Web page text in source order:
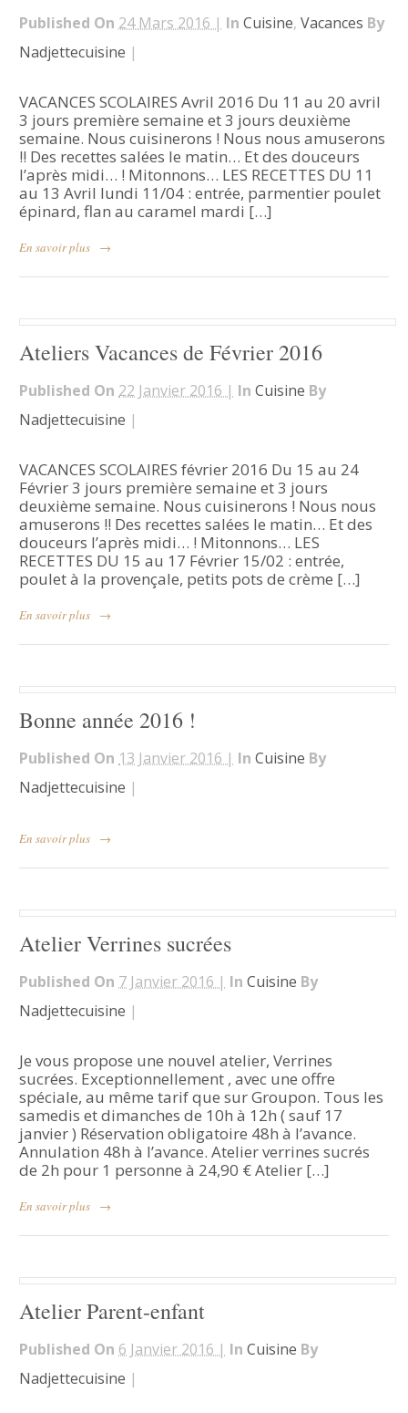
Published On 24 Mars 2016 | In Cuisine,Vacances By
Nadjettecuisine |
VACANCES SCOLAIRES Avril 2016 Du 11 au 20 avril
3 jours première semaine et 3 jours deuxième
semaine. Nous cuisinerons ! Nous nous amuserons
!! Des recettes salées le matin… Et des douceurs
l’après midi… ! Mitonnons… LES RECETTES DU 11
au 13 Avril lundi 11/04 : entrée, parmentier poulet
épinard, flan au caramel mardi […]
En savoir plus →
Ateliers Vacances de Février 2016
Published On 22 Janvier 2016 | In Cuisine By
Nadjettecuisine |
VACANCES SCOLAIRES février 2016 Du 15 au 24
Février 3 jours première semaine et 3 jours
deuxième semaine. Nous cuisinerons ! Nous nous
amuserons !! Des recettes salées le matin… Et des
douceurs l’après midi… ! Mitonnons… LES
RECETTES DU 15 au 17 Février 15/02 : entrée,
poulet à la provençale, petits pots de crème […]
En savoir plus →
Bonne année 2016 !
Published On 13 Janvier 2016 | In Cuisine By
Nadjettecuisine |
En savoir plus →
Atelier Verrines sucrées
Published On 7 Janvier 2016 | In Cuisine By
Nadjettecuisine |
Je vous propose une nouvel atelier, Verrines
sucrées. Exceptionnellement , avec une offre
spéciale, au même tarif que sur Groupon. Tous les
samedis et dimanches de 10h à 12h ( sauf 17
janvier ) Réservation obligatoire 48h à l’avance.
Annulation 48h à l’avance. Atelier verrines sucrés
de 2h pour 1 personne à 24,90 € Atelier […]
En savoir plus →
Atelier Parent-enfant
Published On 6 Janvier 2016 | In Cuisine By
Nadjettecuisine |